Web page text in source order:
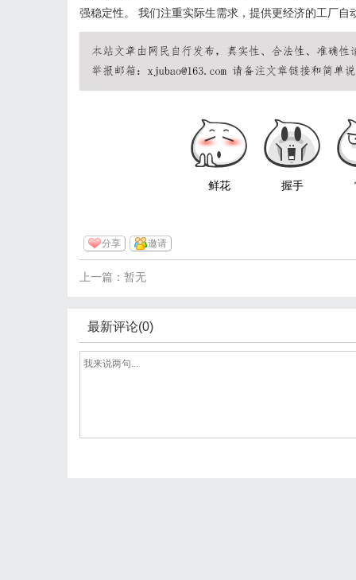
强稳定性。
我们注重实际生需求，提供更经济的工厂自
鲜花 握手
分享 邀请
上一篇：暂无
最新评论(0)